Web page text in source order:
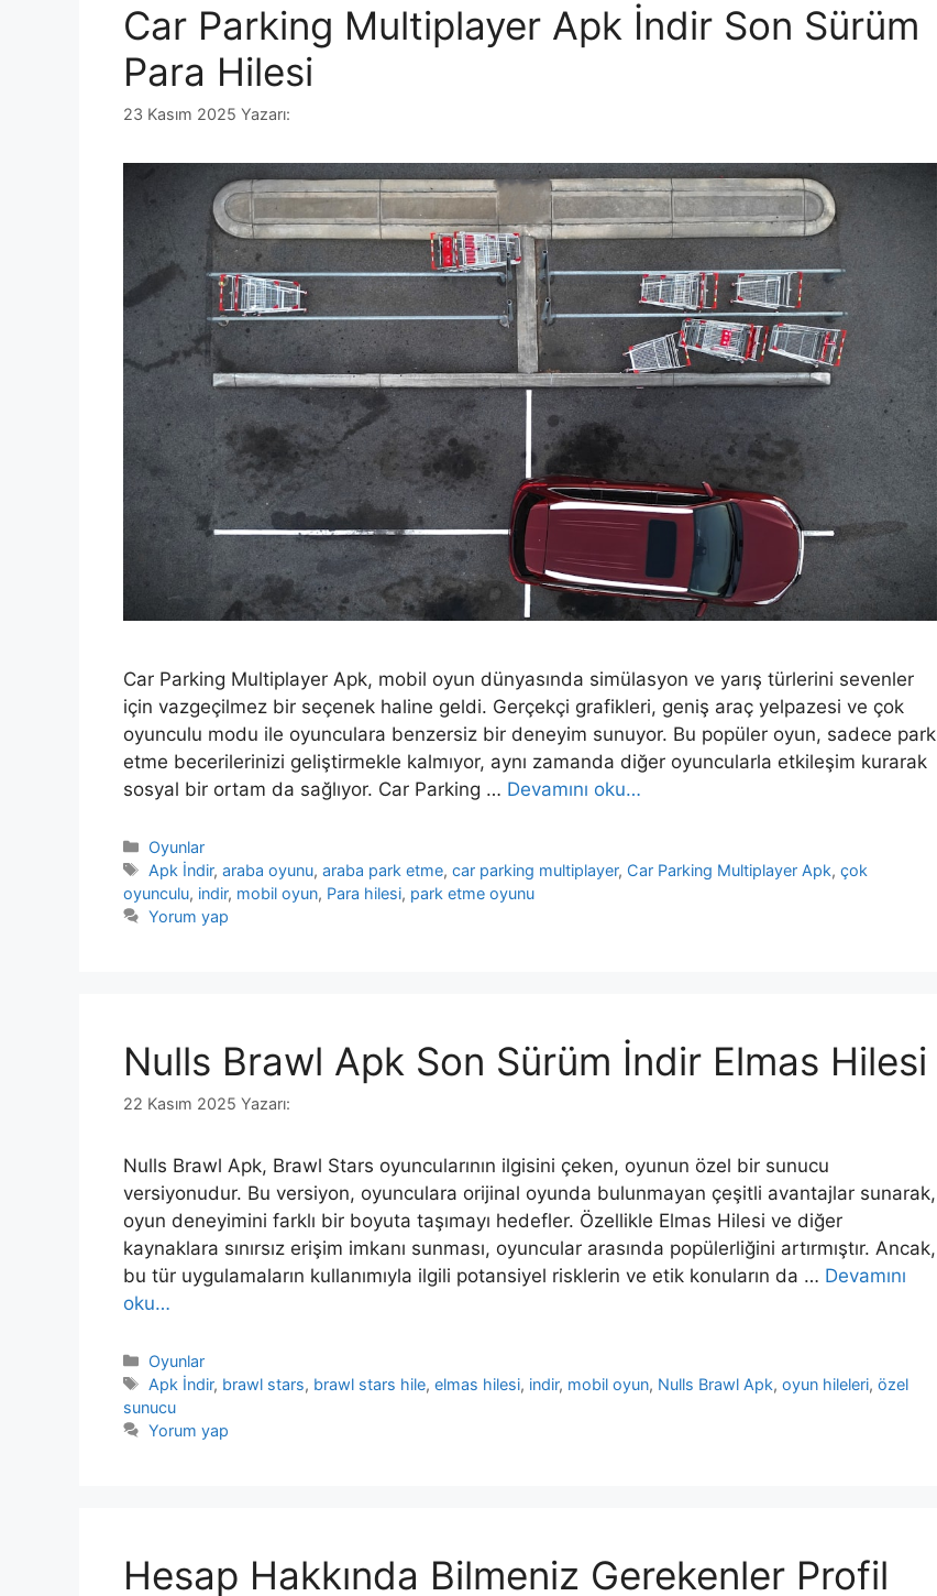
Car Parking Multiplayer Apk İndir Son Sürüm
Para Hilesi
23 Kasım 2025 Yazarı:
Car Parking Multiplayer Apk, mobil oyun dünyasında simülasyon ve yarış türlerini sevenler
için vazgeçilmez bir seçenek haline geldi. Gerçekçi grafikleri, geniş araç yelpazesi ve çok
oyunculu modu ile oyunculara benzersiz bir deneyim sunuyor. Bu popüler oyun, sadece park
etme becerilerinizi geliştirmekle kalmıyor, aynı zamanda diğer oyuncularla etkileşim kurarak
sosyal bir ortam da sağlıyor. Car Parking … Devamını oku…
Kategoriler
Oyunlar
Etiketler
Apk İndir,araba oyunu,araba park etme,car parking multiplayer, Car Parking Multiplayer Apk,çok
oyunculu, indir, mobil oyun, Para hilesi, park etme oyunu
Yorum yap
Nulls Brawl Apk Son Sürüm İndir Elmas Hilesi
22 Kasım 2025 Yazarı:
Nulls Brawl Apk, Brawl Stars oyuncularının ilgisini çeken, oyunun özel bir sunucu
versiyonudur. Bu versiyon, oyunculara orijinal oyunda bulunmayan çeşitli avantajlar sunarak,
oyun deneyimini farklı bir boyuta taşımayı hedefler. Özellikle Elmas Hilesi ve diğer
kaynaklara sınırsız erişim imkanı sunması, oyuncular arasında popülerliğini artırmıştır. Ancak,
bu tür uygulamaların kullanımıyla ilgili potansiyel risklerin ve etik konuların da … Devamını
oku…
Kategoriler
Oyunlar
Etiketler
Apk İndir, brawl stars, brawl stars hile,elmas hilesi, indir, mobil oyun, Nulls Brawl Apk,oyun hileleri,özel
sunucu
Yorum yap
Hesap Hakkında Bilmeniz Gerekenler Profil